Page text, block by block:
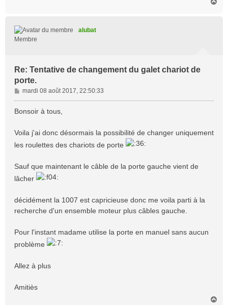
alubat
Membre
Re: Tentative de changement du galet chariot de
porte.
M
e
s
g
e
mardi 08 août 2017, 22:50:33
Bonsoir à tous,
Voila j'ai donc désormais la possibilité de changer uniquement
les roulettes des chariots de porte
Sauf que maintenant le câble de la porte gauche vient de
lâcher
décidément la 1007 est capricieuse donc me voila parti à la
recherche d'un ensemble moteur plus câbles gauche.
Pour l'instant madame utilise la porte en manuel sans aucun
problème
Allez à plus
Amitiès